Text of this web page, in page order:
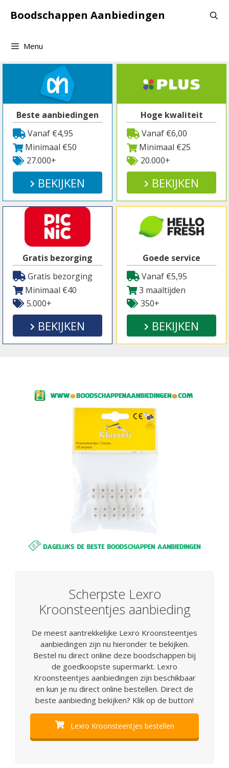
naarBoodschappen Aanbiedingen
Menu
Beste aanbiedingen
Vanaf €4,95
Minimaal €50
27.000+
BEKIJKEN
Hoge kwaliteit
Vanaf €6,00
Minimaal €25
20.000+
BEKIJKEN
Gratis bezorging
Gratis bezorging
Minimaal €40
5.000+
BEKIJKEN
Goede service
Vanaf €5,95
3 maaltijden
350+
BEKIJKEN
Scherpste Lexro
Kroonsteentjes aanbieding
De meest aantrekkelijke Lexro Kroonsteentjes
aanbiedingen zijn nu hieronder te bekijken.
Bestel nu direct online deze boodschappen bij
de goedkoopste supermarkt. Lexro
Kroonsteentjes aanbiedingen zijn beschikbaar
en kun je nu direct online bestellen. Direct de
beste aanbieding bekijken? Klik op de button!
Lexro Kroonsteentjes bestellen